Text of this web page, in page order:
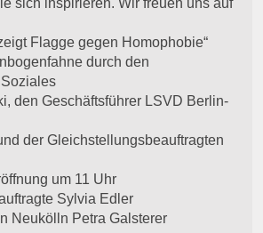
Flagge gegen Homophobie“
durch den
den Geschäftsführer LSVD Berlin-
der Gleichstellungsbeauftragten
um 11 Uhr
Sylvia Edler
Neukölln Petra Galsterer